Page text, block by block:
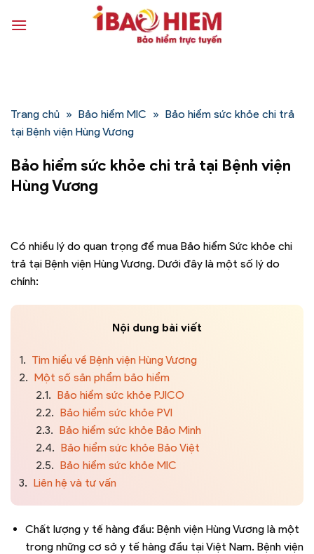
qua
Trang chủ » Bảo hiểm MIC » Bảo hiểm sức khỏe chi trả
tại Bệnh viện Hùng Vương
Bảo hiểm sức khỏe chi trả tại Bệnh viện
Hùng Vương
Có nhiều lý do quan trọng để mua Bảo hiểm Sức khỏe chi
trả tại Bệnh viện Hùng Vương. Dưới đây là một số lý do
chính:
Nội dung bài viết
1. Tìm hiểu về Bệnh viện Hùng Vương
2. Một số sản phẩm bảo hiểm
2.1. Bảo hiểm sức khỏe PJICO
2.2. Bảo hiểm sức khỏe PVI
2.3. Bảo hiểm sức khỏe Bảo Minh
2.4. Bảo hiểm sức khỏe Bảo Việt
2.5. Bảo hiểm sức khỏe MIC
3. Liên hệ và tư vấn
Chất lượng y tế hàng đầu: Bệnh viện Hùng Vương là một
trong những cơ sở y tế hàng đầu tại Việt Nam. Bệnh viện